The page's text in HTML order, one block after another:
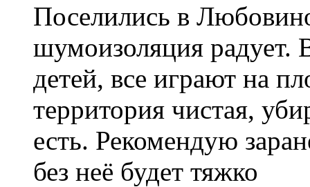
Поселились в
шумоизоляция радует.
детей, все играют на
территория чистая,
есть. Рекомендую
без неё будет тяжко